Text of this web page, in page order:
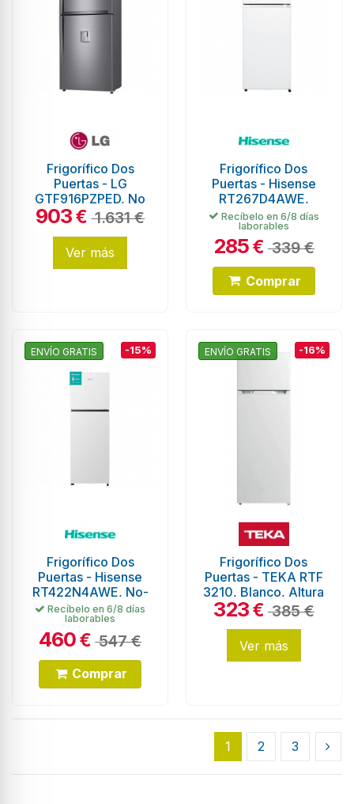
Frigorífico Dos
Puertas - LG
GTF916PZPED, No
Frost, Alto184 cm,
Dispensador, Inox
903€ 1.631 €
Ver más
Frigorífico Dos
Puertas - Hisense
RT267D4AWE,
Cíclico, 1.43 metros,
Blanco
Recíbelo en 6/8 días
laborables
285€ 339 €
Comprar
ENVÍO GRATIS -15%
Frigorífico Dos
Puertas - Hisense
RT422N4AWE, No-
Frost, 1.70 metros,
Blanco
Recíbelo en 6/8 días
laborables
460€ 547 €
Comprar
ENVÍO GRATIS -16%
Frigorífico Dos
Puertas - TEKA RTF
3210, Blanco, Altura
1.59 m
323€ 385 €
Ver más
1 2 3